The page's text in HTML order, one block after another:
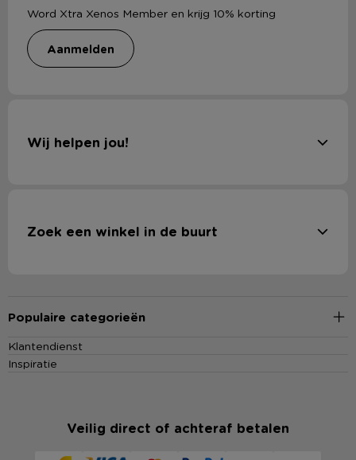
Word Xtra Xenos Member en krijg 10% korting
aanmelden
Wij helpen jou!
Zoek een winkel in de buurt
Populaire categorieën
Klantendienst
Inspiratie
Veilig direct of achteraf betalen